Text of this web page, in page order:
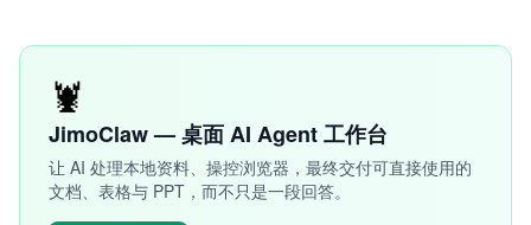
🦞
JimoClaw — 桌面 AI Agent 工作台
让 AI 处理本地资料、操控浏览器，最终交付可直接使用的
文档、表格与 PPT，而不只是一段回答。